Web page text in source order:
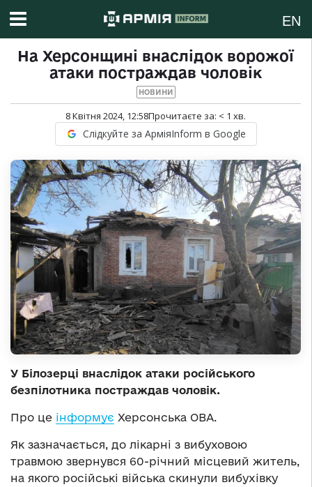
EN
На Херсонщині внаслідок ворожої
атаки постраждав чоловік
НОВИНИ
8 Квітня 2024, 12:58Прочитаєте за: < 1 хв.
Слідкуйте за АрміяInform в Google
У Білозерці внаслідок атаки російського
безпілотника постраждав чоловік.
Про це інформує Херсонська ОВА.
Як зазначається, до лікарні з вибуховою
травмою звернувся 60-річний місцевий житель,
на якого російські війська скинули вибухівку